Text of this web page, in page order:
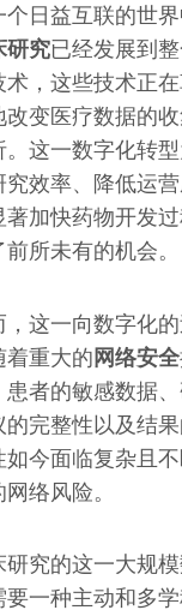
个日益互联的世界
研究已经发展到
术，这些技术正
改变医疗数据的
。这一数字化转
究效率、降低运
著加快药物开发
所未有的机会。
，这一向数字化
着重大的网络安全
患者的敏感数据
的完整性以及结
如今面临复杂且
络风险。
研究的这一大规
要一种主动和多